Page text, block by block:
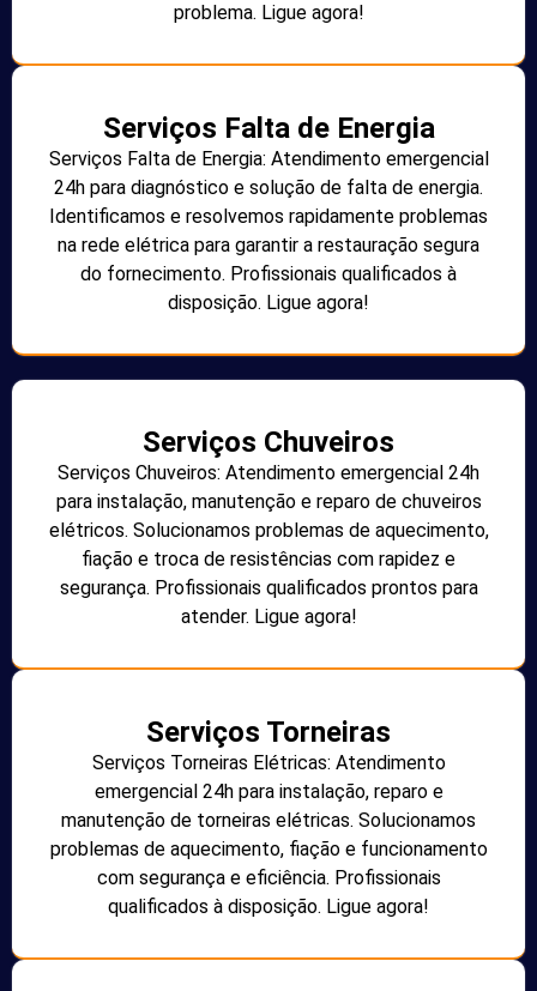
problema. Ligue agora!
Serviços Falta de Energia
Serviços Falta de Energia: Atendimento emergencial
24h para diagnóstico e solução de falta de energia.
Identificamos e resolvemos rapidamente problemas
na rede elétrica para garantir a restauração segura
do fornecimento. Profissionais qualificados à
disposição. Ligue agora!
Serviços Chuveiros
Serviços Chuveiros: Atendimento emergencial 24h
para instalação, manutenção e reparo de chuveiros
elétricos. Solucionamos problemas de aquecimento,
fiação e troca de resistências com rapidez e
segurança. Profissionais qualificados prontos para
atender. Ligue agora!
Serviços Torneiras
Serviços Torneiras Elétricas: Atendimento
emergencial 24h para instalação, reparo e
manutenção de torneiras elétricas. Solucionamos
problemas de aquecimento, fiação e funcionamento
com segurança e eficiência. Profissionais
qualificados à disposição. Ligue agora!